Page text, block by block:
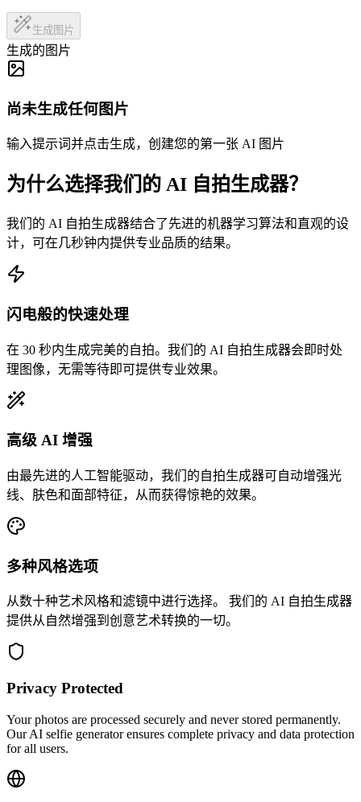
生成图片
生成的图片
尚未生成任何图片
输入提示词并点击生成，创建您的第一张 AI 图片
为什么选择我们的 AI 自拍生成器？
我们的 AI 自拍生成器结合了先进的机器学习算法和直观的设
计，可在几秒钟内提供专业品质的结果。
闪电般的快速处理
在 30 秒内生成完美的自拍。我们的 AI 自拍生成器会即时处
理图像，无需等待即可提供专业效果。
高级 AI 增强
由最先进的人工智能驱动，我们的自拍生成器可自动增强光
线、肤色和面部特征，从而获得惊艳的效果。
多种风格选项
从数十种艺术风格和滤镜中进行选择。 我们的 AI 自拍生成器
提供从自然增强到创意艺术转换的一切。
Privacy Protected
Your photos are processed securely and never stored permanently.
Our AI selfie generator ensures complete privacy and data protection
for all users.